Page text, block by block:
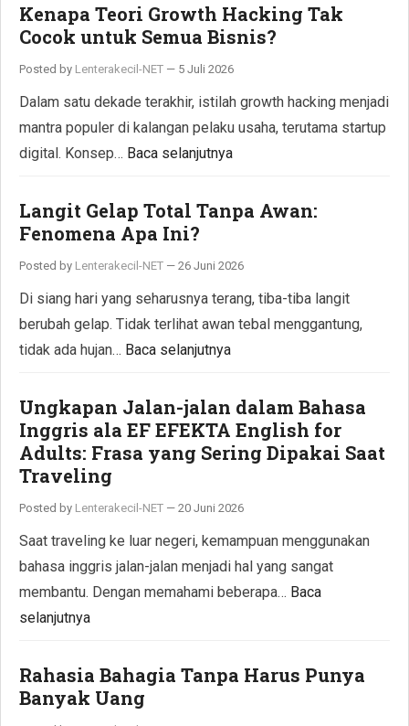
Kenapa Teori Growth Hacking Tak
Cocok untuk Semua Bisnis?
Posted by Lenterakecil-NET — 5 Juli 2026
Dalam satu dekade terakhir, istilah growth hacking menjadi
mantra populer di kalangan pelaku usaha, terutama startup
digital. Konsep… Baca selanjutnya
Langit Gelap Total Tanpa Awan:
Fenomena Apa Ini?
Posted by Lenterakecil-NET — 26 Juni 2026
Di siang hari yang seharusnya terang, tiba-tiba langit
berubah gelap. Tidak terlihat awan tebal menggantung,
tidak ada hujan… Baca selanjutnya
Ungkapan Jalan-jalan dalam Bahasa
Inggris ala EF EFEKTA English for
Adults: Frasa yang Sering Dipakai Saat
Traveling
Posted by Lenterakecil-NET — 20 Juni 2026
Saat traveling ke luar negeri, kemampuan menggunakan
bahasa inggris jalan-jalan menjadi hal yang sangat
membantu. Dengan memahami beberapa… Baca
selanjutnya
Rahasia Bahagia Tanpa Harus Punya
Banyak Uang